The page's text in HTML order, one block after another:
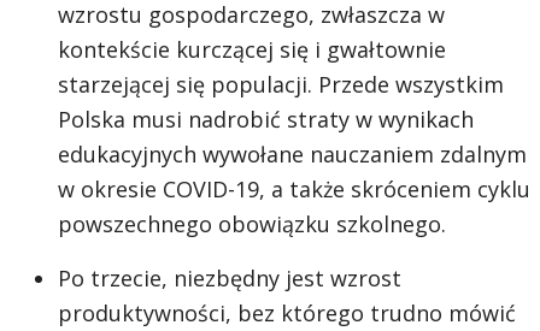
wzrostu gospodarczego, zwłaszcza w
kontekście kurczącej się i gwałtownie
starzejącej się populacji. Przede wszystkim
Polska musi nadrobić straty w wynikach
edukacyjnych wywołane nauczaniem zdalnym
w okresie COVID-19, a także skróceniem cyklu
powszechnego obowiązku szkolnego.
Po trzecie, niezbędny jest wzrost
produktywności, bez którego trudno mówić